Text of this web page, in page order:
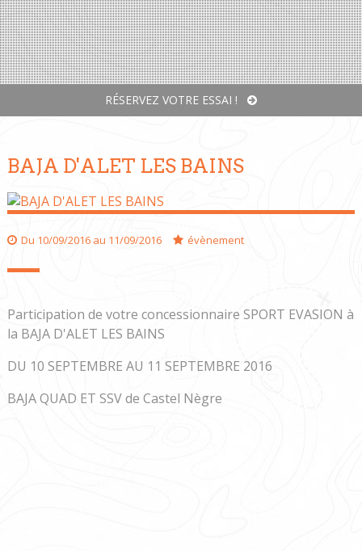
RÉSERVEZ VOTRE ESSAI !
BAJA D'ALET LES BAINS
Du 10/09/2016 au 11/09/2016 évènement
Participation de votre concessionnaire SPORT EVASION à
la BAJA D'ALET LES BAINS
DU 10 SEPTEMBRE AU 11 SEPTEMBRE 2016
BAJA QUAD ET SSV de Castel Nègre